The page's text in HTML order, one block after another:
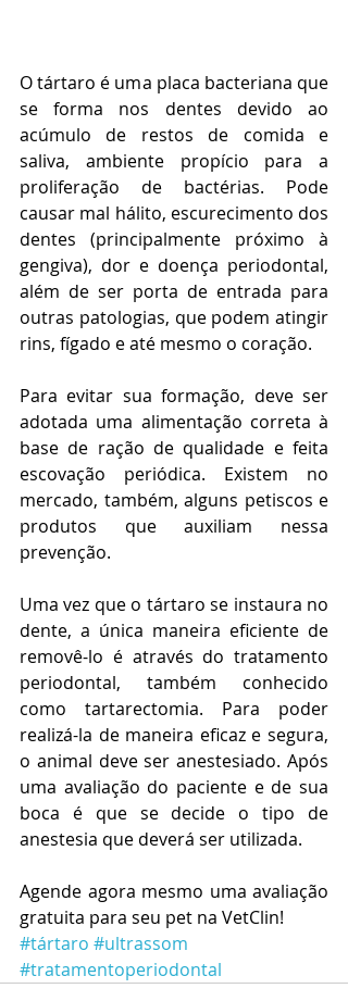
O tártaro é uma placa bacteriana que
se forma nos dentes devido ao
acúmulo de restos de comida e
saliva, ambiente propício para a
proliferação de bactérias. Pode
causar mal hálito, escurecimento dos
dentes (principalmente próximo à
gengiva), dor e doença periodontal,
além de ser porta de entrada para
outras patologias, que podem atingir
rins, fígado e até mesmo o coração.
Para evitar sua formação, deve ser
adotada uma alimentação correta à
base de ração de qualidade e feita
escovação periódica. Existem no
mercado, também, alguns petiscos e
produtos que auxiliam nessa
prevenção.
Uma vez que o tártaro se instaura no
dente, a única maneira eficiente de
removê-lo é através do tratamento
periodontal, também conhecido
como tartarectomia. Para poder
realizá-la de maneira eficaz e segura,
o animal deve ser anestesiado. Após
uma avaliação do paciente e de sua
boca é que se decide o tipo de
anestesia que deverá ser utilizada.
Agende agora mesmo uma avaliação
gratuita para seu pet na VetClin!
#tártaro #ultrassom
#tratamentoperiodontal